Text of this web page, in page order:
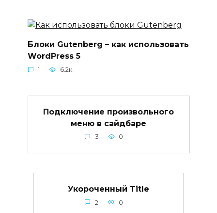
Блоки Gutenberg – как использовать
WordPress 5
1 6.2к.
Подключение произвольного
меню в сайдбаре
3 0
Укороченный Title
2 0